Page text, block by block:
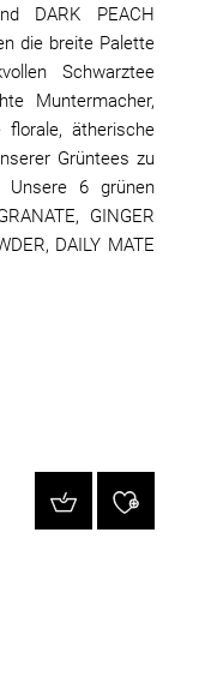
DARK PEACH
die breite Palette
Schwarztee
Muntermacher,
florale, ätherische
Grüntees zu
Unsere 6 grünen
GINGER
DAILY MATE